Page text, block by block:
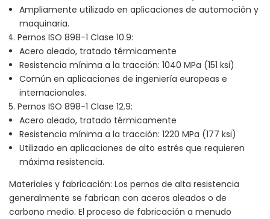
Ampliamente utilizado en aplicaciones de automoción y
maquinaria.
Pernos ISO 898-1 Clase 10.9:
Acero aleado, tratado térmicamente
Resistencia mínima a la tracción: 1040 MPa (151 ksi)
Común en aplicaciones de ingeniería europeas e
internacionales.
Pernos ISO 898-1 Clase 12.9:
Acero aleado, tratado térmicamente
Resistencia mínima a la tracción: 1220 MPa (177 ksi)
Utilizado en aplicaciones de alto estrés que requieren
máxima resistencia.
Materiales y fabricación: Los pernos de alta resistencia
generalmente se fabrican con aceros aleados o de
carbono medio. El proceso de fabricación a menudo